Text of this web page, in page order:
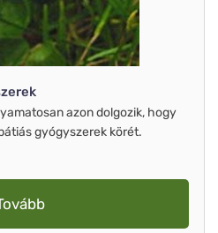
azon dolgozik, hogy
gyógyszerek körét.